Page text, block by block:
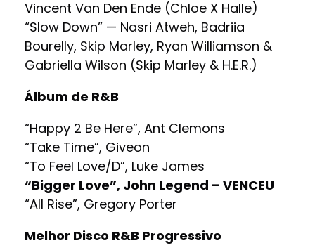
Vincent Van Den Ende (Chloe X Halle)
“Slow Down” — Nasri Atweh, Badriia
Bourelly, Skip Marley, Ryan Williamson &
Gabriella Wilson (Skip Marley & H.E.R.)
Álbum de R&B
“Happy 2 Be Here”, Ant Clemons
“Take Time”, Giveon
“To Feel Love/D”, Luke James
“Bigger Love”, John Legend – VENCEU
“All Rise”, Gregory Porter
Melhor Disco R&B Progressivo